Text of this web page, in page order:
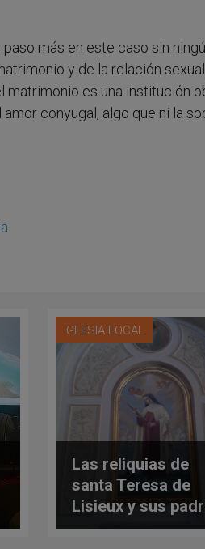
más en este caso sin
y de la relación
matrimonio es una institución
conyugal, algo que ni la
IGLESIA LOCAL
Las reliquias de
santa Teresa de
Lisieux y sus
serán expuestas